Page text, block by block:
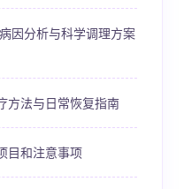
因分析与科学调理方案
方法与日常恢复指南
目和注意事项